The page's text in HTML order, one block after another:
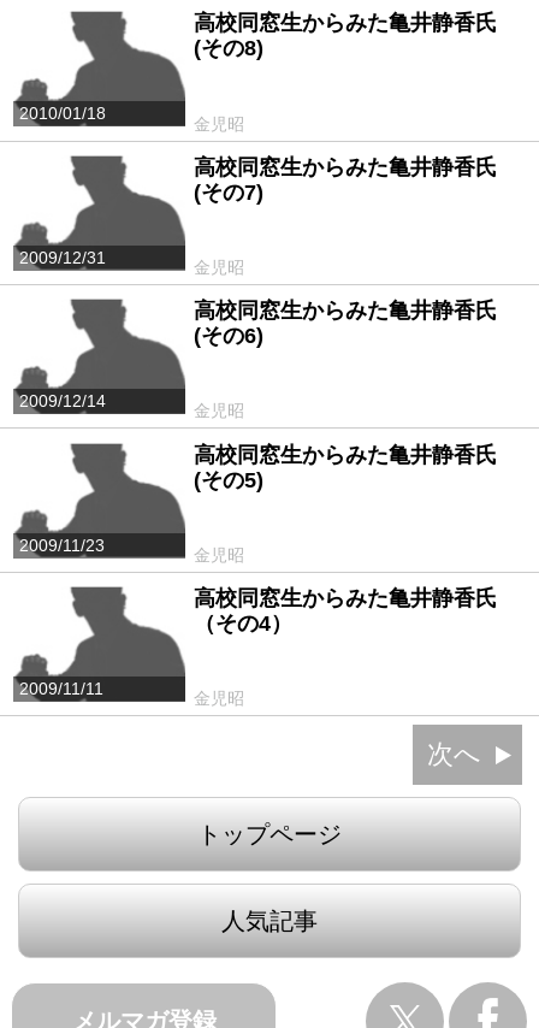
2010/01/18
高校同窓生からみた亀井静香氏
(その8)
金児昭
2009/12/31
高校同窓生からみた亀井静香氏
(その7)
金児昭
2009/12/14
高校同窓生からみた亀井静香氏
(その6)
金児昭
2009/11/23
高校同窓生からみた亀井静香氏
(その5)
金児昭
2009/11/11
高校同窓生からみた亀井静香氏
（その4）
金児昭
次へ
トップページ
人気記事
メルマガ登録